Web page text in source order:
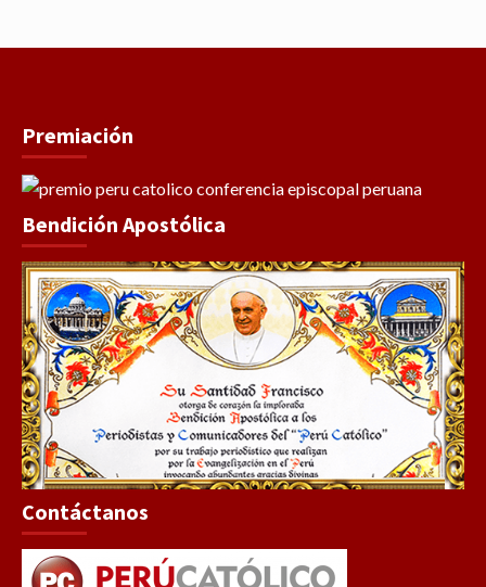
Premiación
Bendición Apostólica
Contáctanos